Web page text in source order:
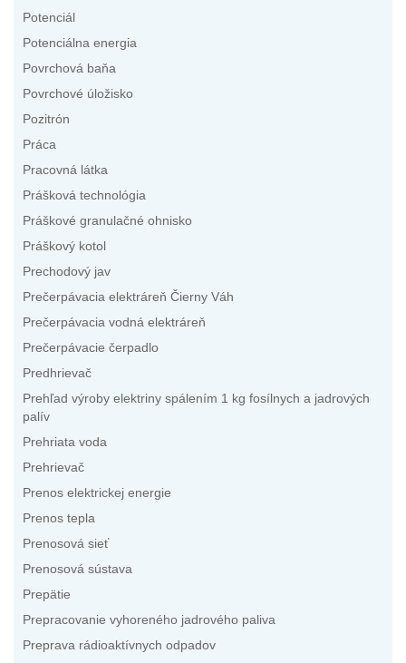
Potenciál
Potenciálna energia
Povrchová baňa
Povrchové úložisko
Pozitrón
Práca
Pracovná látka
Prášková technológia
Práškové granulačné ohnisko
Práškový kotol
Prechodový jav
Prečerpávacia elektráreň Čierny Váh
Prečerpávacia vodná elektráreň
Prečerpávacie čerpadlo
Predhrievač
Prehľad výroby elektriny spálením 1 kg fosílnych a jadrových
palív
Prehriata voda
Prehrievač
Prenos elektrickej energie
Prenos tepla
Prenosová sieť
Prenosová sústava
Prepätie
Prepracovanie vyhoreného jadrového paliva
Preprava rádioaktívnych odpadov